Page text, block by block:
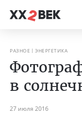
РАЗНОЕ ЭНЕРГЕТИКА
в
27 июля 2016